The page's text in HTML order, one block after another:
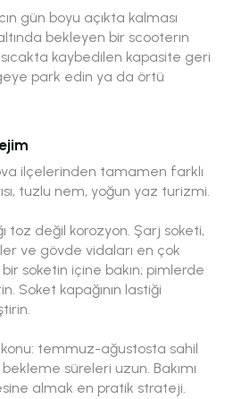
gün boyu açıkta kalması
bekleyen bir scooterın
sıcakta kaybedilen kapasite geri
park edin ya da örtü
ilçelerinden tamamen farklı
tuzlu nem, yoğun yaz turizmi.
toz değil korozyon. Şarj soketi,
ve gövde vidaları en çok
soketin içine bakın; pimlerde
Soket kapağının lastiği
temmuz-ağustosta sahil
süreleri uzun. Bakımı
almak en pratik strateji.